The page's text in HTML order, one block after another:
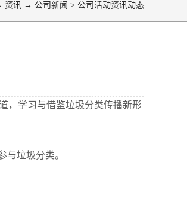
资讯 → 公司新闻 > 公司活动资讯动态
，学习与借鉴垃圾分类传播新形
垃圾分类。